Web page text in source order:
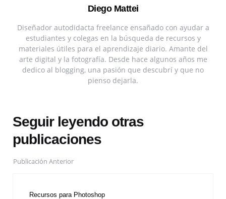
Diego Mattei
Diseñador autodidacta freelance ensañado con ayudar a
estudiantes y colegas en la búsqueda de recursos y
materiales útiles para el aprendizaje diario. Amante del
arte digital y la fotografía. Desde hace algunos años me
dedico al blogging, una pasión que descubrí y que no
pienso dejarla.
Seguir leyendo otras
publicaciones
Publicación Anterior
Recursos para Photoshop